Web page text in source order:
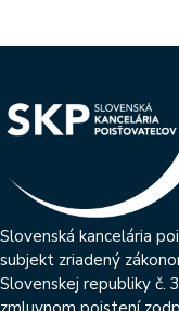
Slovenská kancelária
subjekt zriadený
Slovenskej republiky č.